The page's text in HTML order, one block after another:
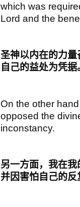
which was
Lord and the
圣神以内在的力
自己的益处为凭据
On the other
opposed the
inconstancy.
另一方面，我在
并因害怕自己的